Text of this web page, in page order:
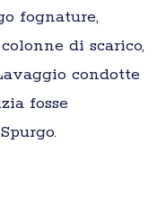
fognature,
di scarico,
condotte
fosse